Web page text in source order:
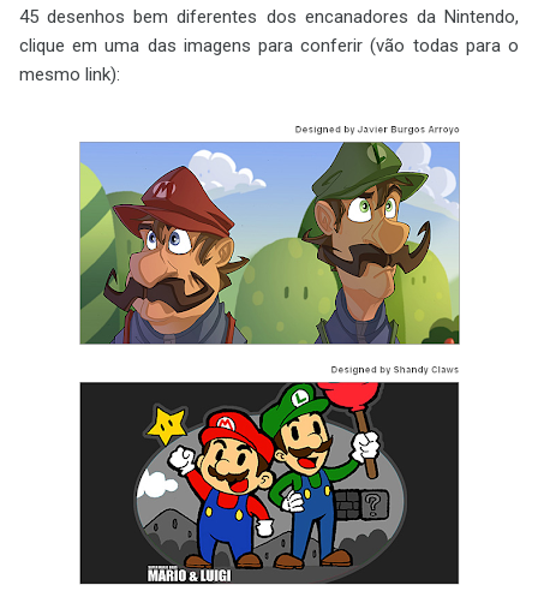
45 desenhos bem diferentes dos encanadores da Nintendo,
clique em uma das imagens para conferir (vão todas para o
mesmo link):